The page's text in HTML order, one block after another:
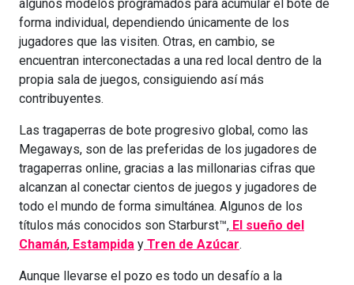
algunos modelos programados para acumular el bote de
forma individual, dependiendo únicamente de los
jugadores que las visiten. Otras, en cambio, se
encuentran interconectadas a una red local dentro de la
propia sala de juegos, consiguiendo así más
contribuyentes.
Las tragaperras de bote progresivo global, como las
Megaways, son de las preferidas de los jugadores de
tragaperras online, gracias a las millonarias cifras que
alcanzan al conectar cientos de juegos y jugadores de
todo el mundo de forma simultánea. Algunos de los
títulos más conocidos son Starburst™, El sueño del
Chamán, Estampida y Tren de Azúcar.
Aunque llevarse el pozo es todo un desafío a la